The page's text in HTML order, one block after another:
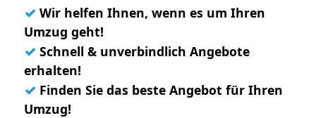
✓ Wir helfen Ihnen, wenn es um Ihren
Umzug geht!
✓ Schnell & unverbindlich Angebote
erhalten!
✓ Finden Sie das beste Angebot für Ihren
Umzug!